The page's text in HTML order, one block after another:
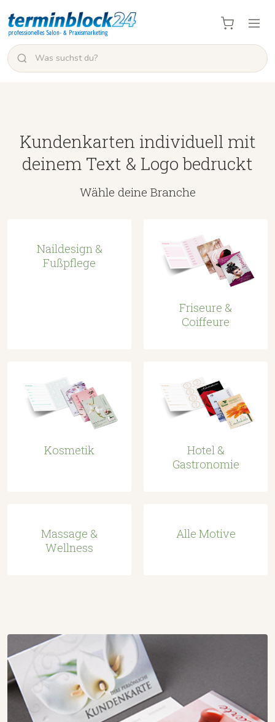
Kundenkarten individuell mit
deinem Text & Logo bedruckt
Wähle deine Branche
Naildesign &
Fußpflege
Friseure &
Coiffeure
Kosmetik
Hotel &
Gastronomie
Massage &
Wellness
Alle Motive